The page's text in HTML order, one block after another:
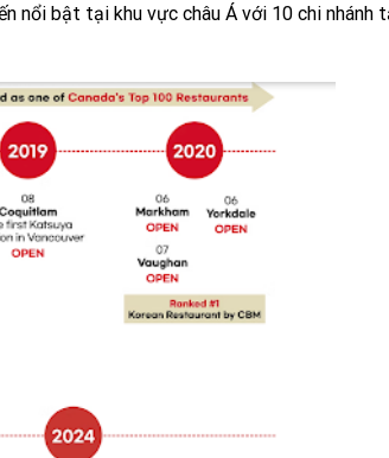
nổi bật tại khu vực châu Á với 10 chi nhánh